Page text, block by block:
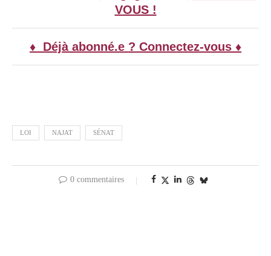
VOUS !
♦ Déjà abonné.e ? Connectez-vous ♦
LOI NAJAT SÉNAT
0 commentaires